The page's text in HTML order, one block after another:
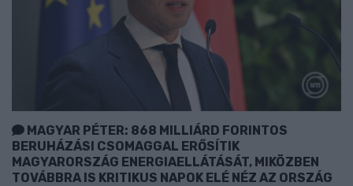
MAGYAR PÉTER: 868 MILLIÁRD FORINTOS
BERUHÁZÁSI CSOMAGGAL ERŐSÍTIK
MAGYARORSZÁG ENERGIAELLÁTÁSÁT, MIKÖZBEN
TOVÁBBRA IS KRITIKUS NAPOK ELÉ NÉZ AZ ORSZÁG